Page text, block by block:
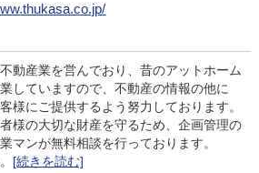
動産業を営んでおり、昔のアットホーム
していますので、不動産の情報の他に
様にご提供するよう努力しております。
様の大切な財産を守るため、企画管理の
マンが無料相談を行っております。
[続きを読む]